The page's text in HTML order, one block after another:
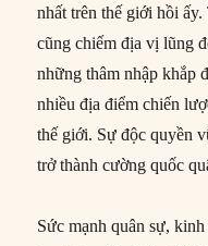
nhất trên thế giới hồi
cũng chiếm địa vị lũng
những thâm nhập khắp
nhiều địa điểm chiến
thế giới. Sự độc quyền
trở thành cường quốc
Sức mạnh quân sự,